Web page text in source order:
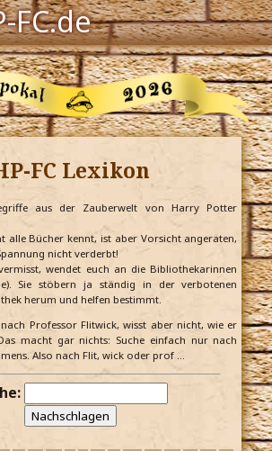
FC.de
Mitglied werden!
FC Lexikon
aus der Zauberwelt von Harry Potter
alle Bücher kennt, ist aber Vorsicht angeraten,
nicht verderbt!
wendet euch an die Bibliothekarinnen
Sie stöbern ja ständig in der verbotenen
herum und helfen bestimmt.
Professor Flitwick, wisst aber nicht, wie er
macht gar nichts: Suche einfach nur nach
Also nach Flit, wick oder prof …